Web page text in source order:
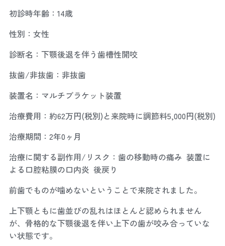
初診時年齢：14歳
性別：女性
診断名：下顎後退を伴う歯槽性開咬
抜歯/非抜歯：非抜歯
装置名：マルチブラケット装置
治療費用：約62万円(税別)と来院時に調節料5,000円(税別)
治療期間：2年0ヶ月
治療に関する副作用/リスク：歯の移動時の痛み 装置に
よる口腔粘膜の口内炎 後戻り
前歯でものが噛めないということで来院されました。
上下顎ともに歯並びの乱れはほとんど認められません
が、骨格的な下顎後退を伴い上下の歯が咬み合っていな
い状態です。